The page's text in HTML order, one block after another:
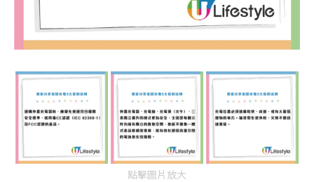
點擊圖片放大